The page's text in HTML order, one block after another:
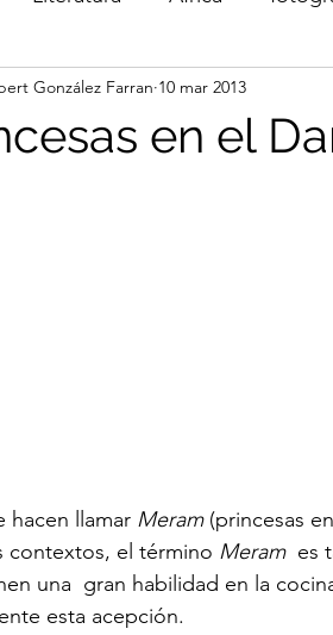
Actualidad Redes sociales
en el
González Farran 10 mar 2013
hacen llamar Meram (princesas
contextos, el término Meram
es
una  gran habilidad en la
esta acepción.